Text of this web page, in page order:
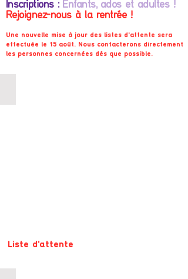
Inscriptions : Enfants, ados et adultes !
Rejoignez-nous à la rentrée !
Une nouvelle mise à jour des listes d'attente sera
effectuée le 15 août. Nous contacterons directement
les personnes concernées dès que possible.
Liste d'attente